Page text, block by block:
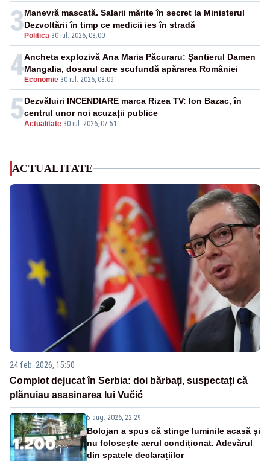
3 Politica-30 iul. 2026, 08:00
Manevră mascată. Salarii mărite în secret la Ministerul
Dezvoltării în timp ce medicii ies în stradă
4 Economie-30 iul. 2026, 08:09
Ancheta explozivă Ana Maria Păcuraru: Șantierul Damen
Mangalia, dosarul care scufundă apărarea României
5Actualitate-30 iul. 2026, 07:51
Dezvăluiri INCENDIARE marca Rizea TV: Ion Bazac, în
centrul unor noi acuzații publice
ACTUALITATE
24 feb. 2026, 15:50
Complot dejucat în Serbia: doi bărbați, suspectați că
plănuiau asasinarea lui Vučić
5 aug. 2026, 22:29
Bolojan a spus că stinge luminile acasă și
nu folosește aerul condiționat. Adevărul
din spatele declarațiilor